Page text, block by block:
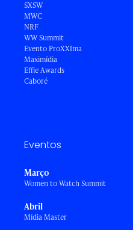
SXSW
MWC
NRF
WW Summit
Evento ProXXIma
Maximídia
Effie Awards
Caboré
Eventos
Março
Women to Watch Summit
Abril
Mídia Master